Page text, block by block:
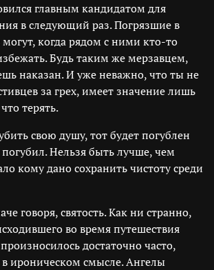
главным кандидатом для
в следующий раз. Погрязшие в
могут, когда рядом с ними кто-то
Будь таким же мерзавцем,
наказан. И уже неважно, что ты не
за грех, имеет значение лишь
терять.
свою душу, тот будет погублен
Нельзя быть лучше, чем
кому дано сохранить чистоту среди
говоря, святость. Как ни странно,
во время путешествия
достаточно часто,
ироническом смысле. Ангелы